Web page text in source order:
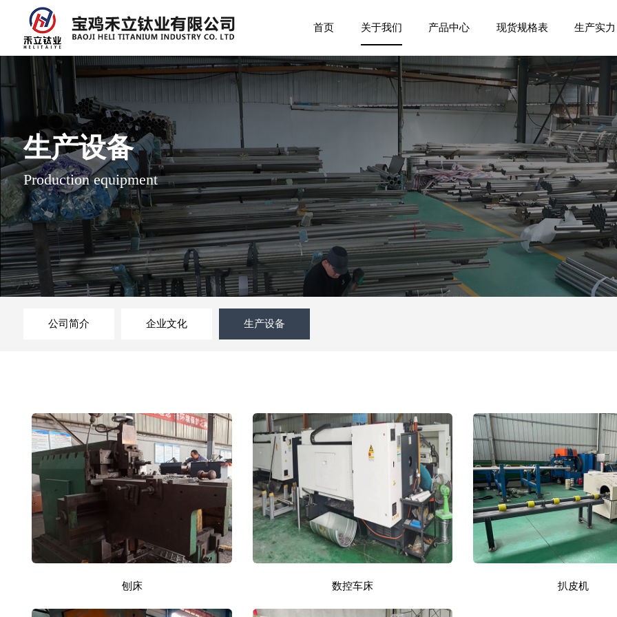
首页 关于我们 产品中心 现货规格表 生产实力
生产设备
Production equipment
公司简介 企业文化 生产设备
刨床 数控车床 扒皮机